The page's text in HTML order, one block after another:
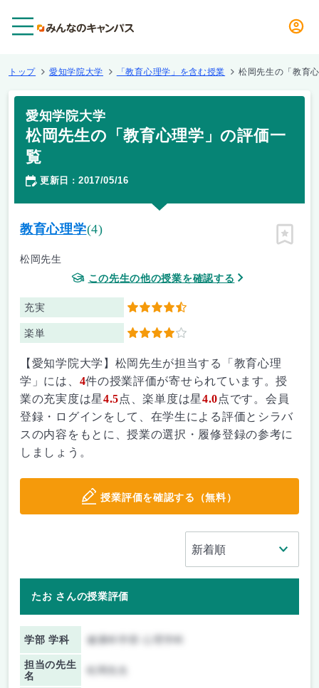
トップ 愛知学院大学 「教育心理学」を含む授業 松岡先生の「教育
愛知学院大学
松岡先生の「教育心理学」の評価一
覧
更新日 ： 2017/05/16
教育心理学(4)
松岡先生
この先生の他の授業を確認する
充実 4.5
楽単 4
ピン留
【愛知学院大学】松岡先生が担当する「教育心理
学」には、 4件の授業評価が寄せられています。授
業の充実度は星4.5点、楽単度は星4.0点です。会員
登録・ログインをして、在学生による評価とシラバ
スの内容をもとに、授業の選択・履修登録の参考に
しましょう。
授業評価を確認する（無料）
たお さんの授業評価
学部 学科 健康科学部 心理学科
担当の先生
名